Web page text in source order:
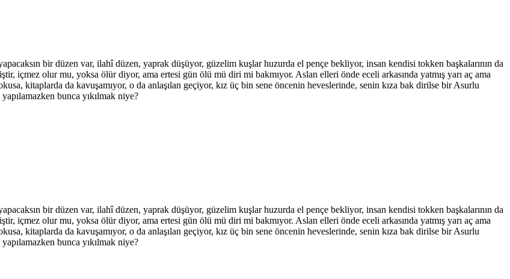
bir düzen var, ilahî düzen, yaprak düşüyor, güzelim kuşlar huzurda el pençe bekliyor, insan kendisi tokken başkalarının da
içmez olur mu, yoksa ölür diyor, ama ertesi gün ölü mü diri mi bakmıyor. Aslan elleri önde eceli arkasında yatmış yarı aç ama
kitaplarda da kavuşamıyor, o da anlaşılan geçiyor, kız üç bin sene öncenin heveslerinde, senin kıza bak dirilse bir Asurlu
bunca yıkılmak niye?
bir düzen var, ilahî düzen, yaprak düşüyor, güzelim kuşlar huzurda el pençe bekliyor, insan kendisi tokken başkalarının da
içmez olur mu, yoksa ölür diyor, ama ertesi gün ölü mü diri mi bakmıyor. Aslan elleri önde eceli arkasında yatmış yarı aç ama
kitaplarda da kavuşamıyor, o da anlaşılan geçiyor, kız üç bin sene öncenin heveslerinde, senin kıza bak dirilse bir Asurlu
bunca yıkılmak niye?